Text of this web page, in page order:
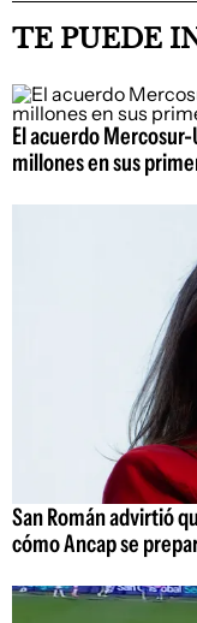
TE PUEDE
El acuerdo
millones en sus
San Román advirtió
cómo Ancap se